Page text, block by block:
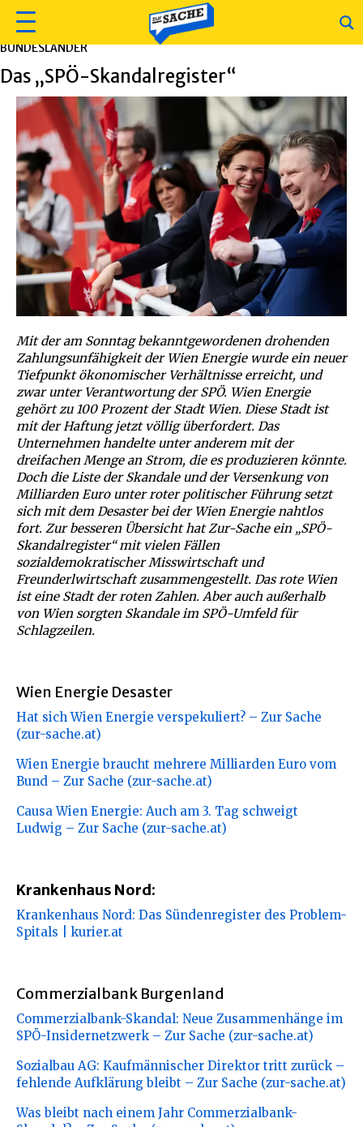
BUNDESLÄNDER
Das „SPÖ-Skandalregister“
Mit der am Sonntag bekanntgewordenen drohenden
Zahlungsunfähigkeit der Wien Energie wurde ein neuer
Tiefpunkt ökonomischer Verhältnisse erreicht, und
zwar unter Verantwortung der SPÖ. Wien Energie
gehört zu 100 Prozent der Stadt Wien. Diese Stadt ist
mit der Haftung jetzt völlig überfordert. Das
Unternehmen handelte unter anderem mit der
dreifachen Menge an Strom, die es produzieren könnte.
Doch die Liste der Skandale und der Versenkung von
Milliarden Euro unter roter politischer Führung setzt
sich mit dem Desaster bei der Wien Energie nahtlos
fort. Zur besseren Übersicht hat Zur-Sache ein „SPÖ-
Skandalregister“ mit vielen Fällen
sozialdemokratischer Misswirtschaft und
Freunderlwirtschaft zusammengestellt. Das rote Wien
ist eine Stadt der roten Zahlen. Aber auch außerhalb
von Wien sorgten Skandale im SPÖ-Umfeld für
Schlagzeilen.
Wien Energie Desaster
Hat sich Wien Energie verspekuliert? – Zur Sache
(zur-sache.at)
Wien Energie braucht mehrere Milliarden Euro vom
Bund – Zur Sache (zur-sache.at)
Causa Wien Energie: Auch am 3. Tag schweigt
Ludwig – Zur Sache (zur-sache.at)
Krankenhaus Nord:
Krankenhaus Nord: Das Sündenregister des Problem-
Spitals | kurier.at
Commerzialbank Burgenland
Commerzialbank-Skandal: Neue Zusammenhänge im
SPÖ-Insidernetzwerk – Zur Sache (zur-sache.at)
Sozialbau AG: Kaufmännischer Direktor tritt zurück –
fehlende Aufklärung bleibt – Zur Sache (zur-sache.at)
Was bleibt nach einem Jahr Commerzialbank-